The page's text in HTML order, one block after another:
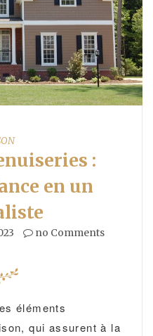
:
en un
no Comments
éléments
qui assurent à la